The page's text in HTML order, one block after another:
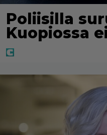
Poliisilla
Kuopiossa